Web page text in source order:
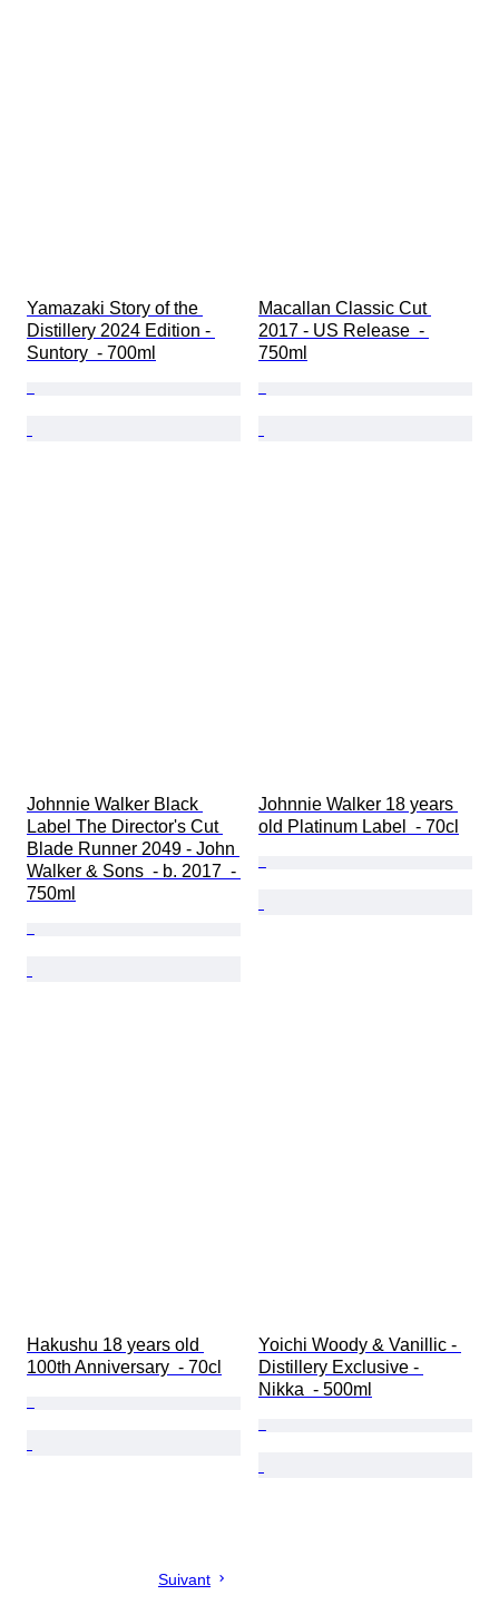
Yamazaki Story of the
Distillery 2024 Edition -
Suntory  - 700ml
Macallan Classic Cut
2017 - US Release  -
750ml
Johnnie Walker Black
Label The Director's Cut
Blade Runner 2049 - John
Walker & Sons  - b. 2017  -
750ml
Johnnie Walker 18 years
old Platinum Label  - 70cl
Hakushu 18 years old
100th Anniversary  - 70cl
Yoichi Woody & Vanillic -
Distillery Exclusive -
Nikka  - 500ml
Suivant